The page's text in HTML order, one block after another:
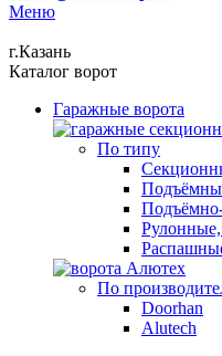
Меню
г.Казань
Каталог ворот
Гаражные ворота
По типу
По
Doorhan
Alutech